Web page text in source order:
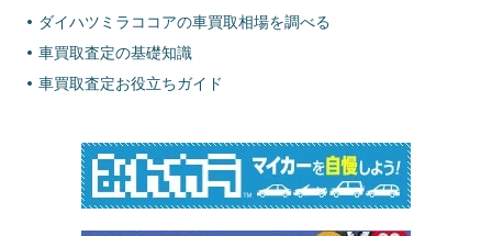
ダイハツミラココアの車買取相場を調べる
車買取査定の基礎知識
車買取査定お役立ちガイド